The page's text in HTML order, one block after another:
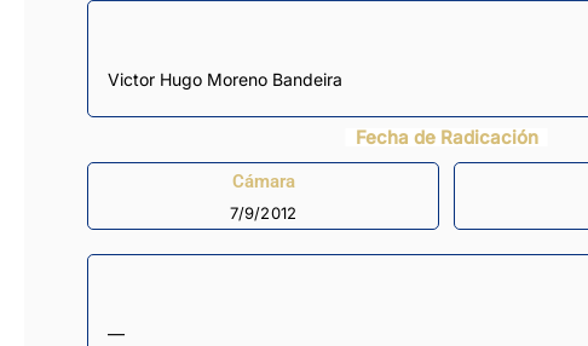
Victor Hugo Moreno Bandeira
Fecha de Radicación
Cámara
7/9/2012
—